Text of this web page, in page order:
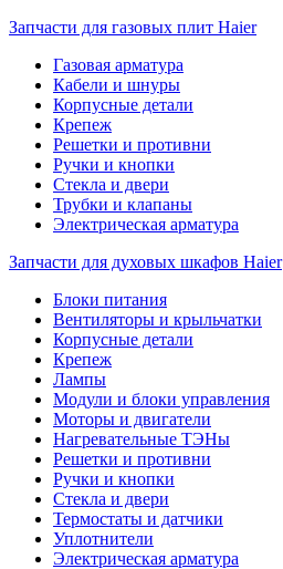
Запчасти для газовых плит Haier
Газовая арматура
Кабели и шнуры
Корпусные детали
Крепеж
Решетки и противни
Ручки и кнопки
Стекла и двери
Трубки и клапаны
Электрическая арматура
Запчасти для духовых шкафов Haier
Блоки питания
Вентиляторы и крыльчатки
Корпусные детали
Крепеж
Лампы
Модули и блоки управления
Моторы и двигатели
Нагревательные ТЭНы
Решетки и противни
Ручки и кнопки
Стекла и двери
Термостаты и датчики
Уплотнители
Электрическая арматура